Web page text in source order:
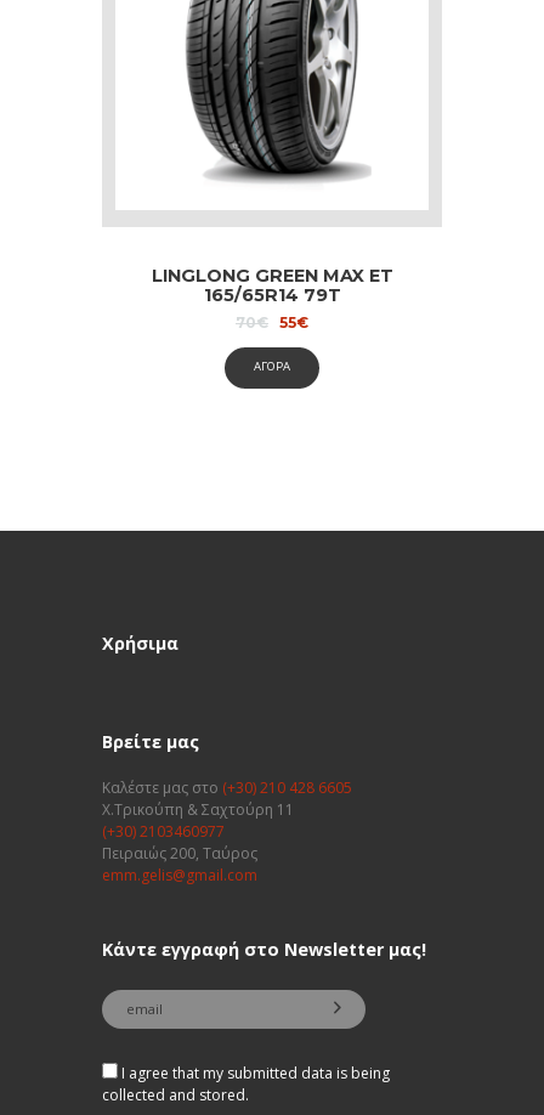
LINGLONG GREEN MAX ET
165/65R14 79T
70€
Original
was:
70€.
55€Current
is:
55€.
ΑΓΟΡΑ
Χρήσιμα
Βρείτε μας
Καλέστε μας στο (+30) 210 428 6605
Χ.Τρικούπη & Σαχτούρη 11
(+30) 2103460977
Πειραιώς 200, Ταύρος
emm.gelis@gmail.com
Κάντε εγγραφή στο Newsletter μας!
I agree that my submitted data is being
collected and stored.